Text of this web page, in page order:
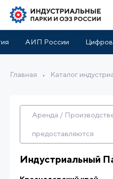
АИП России
Главная • Каталог
парка Льготы и
Аренда /
предоставляются
Индустриальный